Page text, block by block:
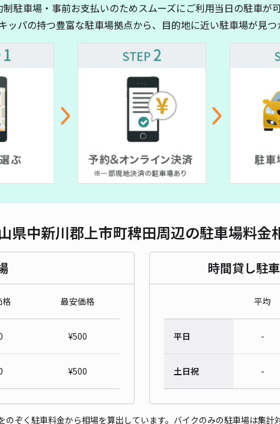
駐車場・事前お支払いのためスムーズにご利用当日の駐車が可
ッパの持つ豊富な駐車場拠点から、目的地に近い駐車場が見つ
県中新川郡上市町稗田周辺の駐車場料金
格 最安価格
¥500
¥500
時間貸し駐
平均
平日 -
土日祝 -
のぞく駐車料金から相場を算出しています。バイクのみの駐車場は集計